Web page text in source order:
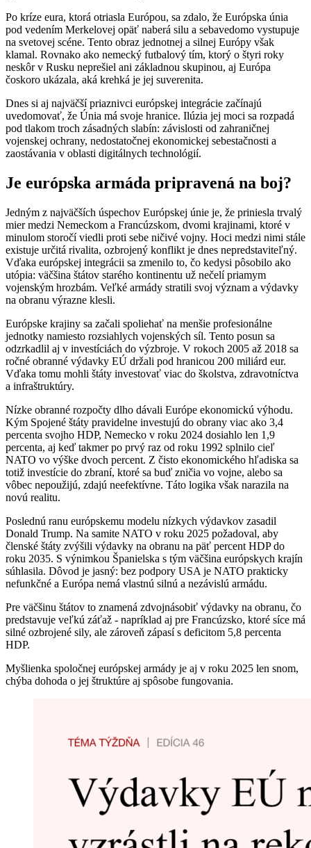
Po kríze eura, ktorá otriasla Európou, sa zdalo, že Európska únia
pod vedením Merkelovej opäť naberá silu a sebavedomo vystupuje
na svetovej scéne. Tento obraz jednotnej a silnej Európy však
klamal. Rovnako ako nemecký futbalový tím, ktorý o štyri roky
neskôr v Rusku neprešiel ani základnou skupinou, aj Európa
čoskoro ukázala, aká krehká je jej suverenita.
Dnes si aj najväčší priaznivci európskej integrácie začínajú
uvedomovať, že Únia má svoje hranice. Ilúzia jej moci sa rozpadá
pod tlakom troch zásadných slabín: závislosti od zahraničnej
vojenskej ochrany, nedostatočnej ekonomickej sebestačnosti a
zaostávania v oblasti digitálnych technológií.
Je európska armáda pripravená na boj?
Jedným z najväčších úspechov Európskej únie je, že priniesla trvalý
mier medzi Nemeckom a Francúzskom, dvomi krajinami, ktoré v
minulom storočí viedli proti sebe ničivé vojny. Hoci medzi nimi stále
existuje určitá rivalita, ozbrojený konflikt je dnes nepredstaviteľný.
Vďaka európskej integrácii sa zmenilo to, čo kedysi pôsobilo ako
utópia: väčšina štátov starého kontinentu už nečelí priamym
vojenským hrozbám. Veľké armády stratili svoj význam a výdavky
na obranu výrazne klesli.
Európske krajiny sa začali spoliehať na menšie profesionálne
jednotky namiesto rozsiahlych vojenských síl. Tento posun sa
odzrkadlil aj v investíciách do výzbroje. V rokoch 2005 až 2018 sa
ročné obranné výdavky EÚ držali pod hranicou 200 miliárd eur.
Vďaka tomu mohli štáty investovať viac do školstva, zdravotníctva
a infraštruktúry.
Nízke obranné rozpočty dlho dávali Európe ekonomickú výhodu.
Kým Spojené štáty pravidelne investujú do obrany viac ako 3,4
percenta svojho HDP, Nemecko v roku 2024 dosiahlo len 1,9
percenta, aj keď takmer po prvý raz od roku 1992 splnilo cieľ
NATO vo výške dvoch percent. Z čisto ekonomického hľadiska sa
totiž investície do zbraní, ktoré sa buď zničia vo vojne, alebo sa
vôbec nepoužijú, zdajú neefektívne. Táto logika však narazila na
novú realitu.
Poslednú ranu európskemu modelu nízkych výdavkov zasadil
Donald Trump. Na samite NATO v roku 2025 požadoval, aby
členské štáty zvýšili výdavky na obranu na päť percent HDP do
roku 2035. S výnimkou Španielska s tým väčšina európskych krajín
súhlasila. Dôvod je jasný: bez podpory USA je NATO prakticky
nefunkčné a Európa nemá vlastnú silnú a nezávislú armádu.
Pre väčšinu štátov to znamená zdvojnásobiť výdavky na obranu, čo
predstavuje veľkú záťaž - napríklad aj pre Francúzsko, ktoré síce má
silné ozbrojené sily, ale zároveň zápasí s deficitom 5,8 percenta
HDP.
Myšlienka spoločnej európskej armády je aj v roku 2025 len snom,
chýba dohoda o jej štruktúre aj spôsobe fungovania.